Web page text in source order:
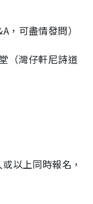
可盡情發問）
（灣仔軒尼詩道
以上同時報名，